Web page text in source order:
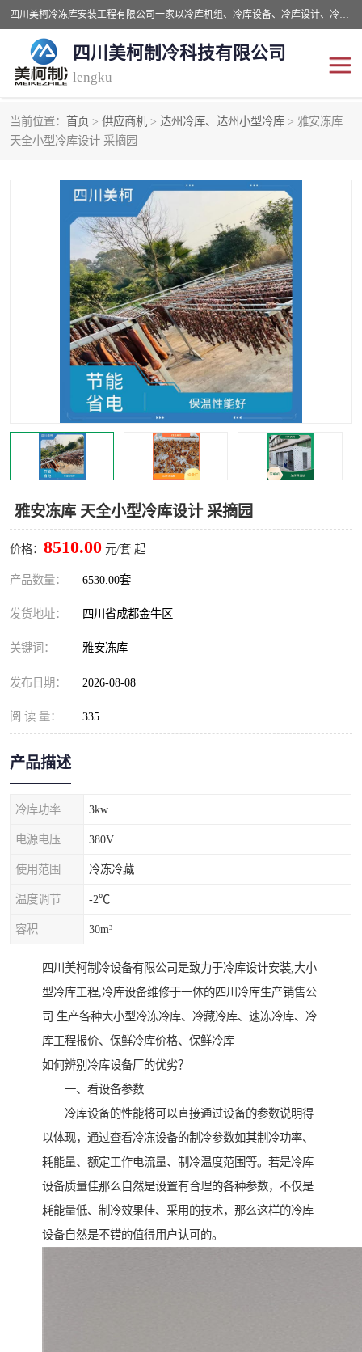
四川美柯冷冻库安装工程有限公司一家以冷库机组、冷库设备、冷库设计、冷冻库设备销售、冷库安装、冻库安装价格及技术服务为一体的综合企业，咨询热线：同等设备材料优惠10% 。公司各种类型安装组合式冷库、冷冻库、冷藏库、气调保鲜库、并提供成套设备供应、安装与调试、维护与维修、技术咨询、操作维修人员技术培训等
四川美柯制冷科技有限公司
lengku
当前位置： 首页 > 供应商机 > 达州冷库、达州小型冷库 > 雅安冻库
天全小型冷库设计 采摘园
雅安冻库 天全小型冷库设计 采摘园
价格： 8510.00 元/套 起
产品数量： 6530.00套
发货地址： 四川省成都金牛区
关键词： 雅安冻库
发布日期： 2026-08-08
阅 读 量： 335
产品描述
冷库功率 3kw
电源电压 380V
使用范围 冷冻冷藏
温度调节 -2℃
容积 30m³
四川美柯制冷设备有限公司是致力于冷库设计安装,大小
型冷库工程,冷库设备维修于一体的四川冷库生产销售公
司.生产各种大小型冷冻冷库、冷藏冷库、速冻冷库、冷
库工程报价、保鲜冷库价格、保鲜冷库
如何辨别冷库设备厂的优劣？
一、看设备参数
冷库设备的性能将可以直接通过设备的参数说明得
以体现，通过查看冷冻设备的制冷参数如其制冷功率、
耗能量、额定工作电流量、制冷温度范围等。若是冷库
设备质量佳那么自然是设置有合理的各种参数，不仅是
耗能量低、制冷效果佳、采用的技术，那么这样的冷库
设备自然是不错的值得用户认可的。
冷库安装，冷库价格
成都冻库，成都冻库价格 绵阳冻库,绵阳保鲜冷库
德阳冻库安装，德阳冷库 广元冻库安装,广元冻库造
价
南充冻库设计,南充冻库安 遂宁冻库
资阳冻库，资阳冻库安装 泸州冻库，泸州冷库
乐山冻库,乐山保鲜冷库 自贡冻库组装
雅安冷库,雅安冻库 攀枝花冻库
烘干冷链 冻库安装，小型冻库造价
内江冷库，内江冻库 宜宾冷库，宜宾冻库设备